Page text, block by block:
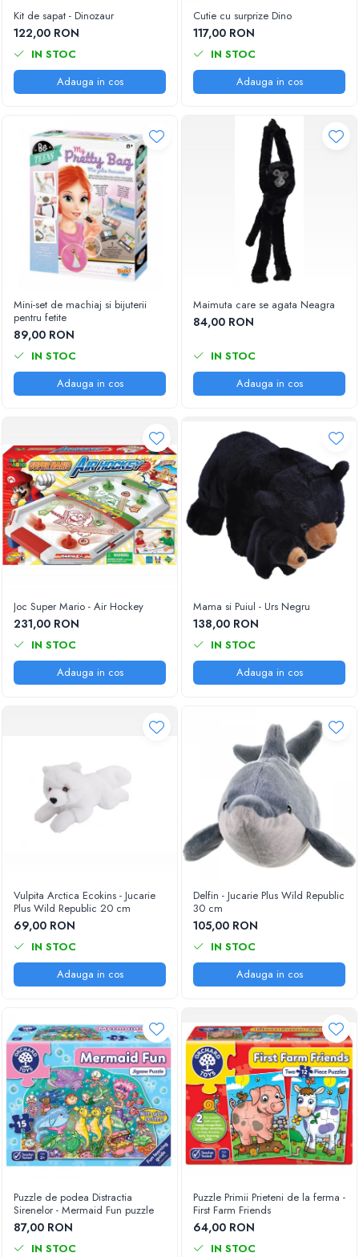
Kit de sapat - Dinozaur
122,00 RON
IN STOC
Adauga in cos
Cutie cu surprize Dino
117,00 RON
IN STOC
Adauga in cos
Mini-set de machiaj si bijuterii
pentru fetite
89,00 RON
IN STOC
Adauga in cos
Maimuta care se agata Neagra
84,00 RON
IN STOC
Adauga in cos
Joc Super Mario - Air Hockey
231,00 RON
IN STOC
Adauga in cos
Mama si Puiul - Urs Negru
138,00 RON
IN STOC
Adauga in cos
Vulpita Arctica Ecokins - Jucarie
Plus Wild Republic 20 cm
69,00 RON
IN STOC
Adauga in cos
Delfin - Jucarie Plus Wild Republic
30 cm
105,00 RON
IN STOC
Adauga in cos
Puzzle de podea Distractia
Sirenelor - Mermaid Fun puzzle
87,00 RON
IN STOC
Puzzle Primii Prieteni de la ferma -
First Farm Friends
64,00 RON
IN STOC